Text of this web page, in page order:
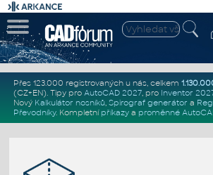
Přes 123.000 registrovaných u nás, celkem
(CZ+EN). Tipy pro AutoCAD 2027, pro Inventor
Nový Kalkulátor nosníků, Spirograf generátor a
Převodníky. Kompletní příkazya proměnné